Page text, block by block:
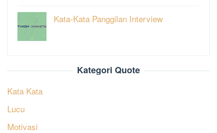
Kata-Kata Panggilan Interview
Kategori Quote
Kata Kata
Lucu
Motivasi